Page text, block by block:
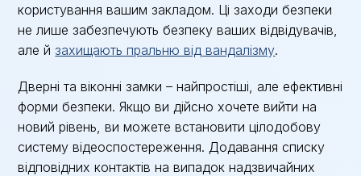
користування вашим закладом. Ці заходи безпеки
не лише забезпечують безпеку ваших відвідувачів,
але й захищають пральню від вандалізму.
Дверні та віконні замки – найпростіші, але ефективні
форми безпеки. Якщо ви дійсно хочете вийти на
новий рівень, ви можете встановити цілодобову
систему відеоспостереження. Додавання списку
відповідних контактів на випадок надзвичайних